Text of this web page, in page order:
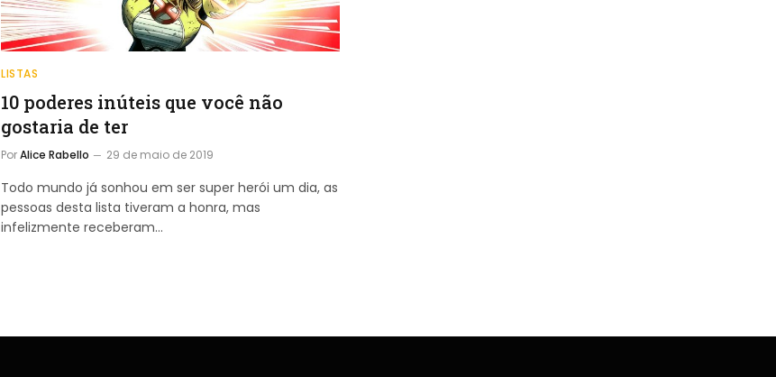
LISTAS
10 poderes inúteis que você não
gostaria de ter
PorAlice Rabello 29 de maio de 2019
Todo mundo já sonhou em ser super herói um dia, as
pessoas desta lista tiveram a honra, mas
infelizmente receberam…